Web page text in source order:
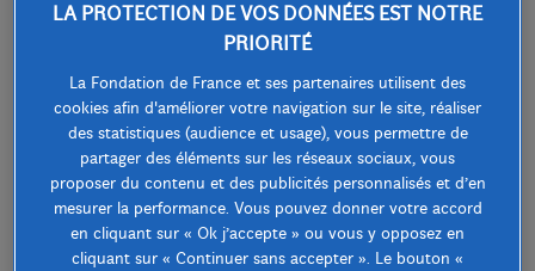
de revenus de l’année suivante.
Les versements effectués au profit
d’organismes d’intérêt général ou de
fondations reconnues d’utilité publique
ouvrent droit à une réduction d’impôt de
66 % du montant versé, dans la limite de
20 % du revenu imposable du foyer.
LA PROTECTION DE VOS DONNÉES EST NOTRE
PRIORITÉ
La Fondation de France et ses partenaires utilisent des
cookies afin d'améliorer votre navigation sur le site, réaliser
des statistiques (audience et usage), vous permettre de
partager des éléments sur les réseaux sociaux, vous
proposer du contenu et des publicités personnalisés et d’en
mesurer la performance. Vous pouvez donner votre accord
en cliquant sur « Ok j’accepte » ou vous y opposez en
cliquant sur « Continuer sans accepter ». Le bouton «